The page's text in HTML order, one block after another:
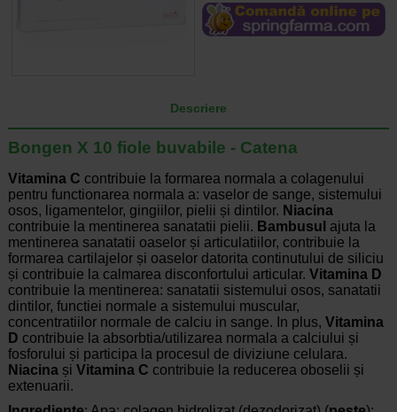
Descriere
Bongen X 10 fiole buvabile - Catena
Vitamina C contribuie la formarea normala a colagenului
pentru functionarea normala a: vaselor de sange, sistemului
osos, ligamentelor, gingiilor, pielii și dintilor. Niacina
contribuie la mentinerea sanatatii pielii. Bambusul ajuta la
mentinerea sanatatii oaselor și articulatiilor, contribuie la
formarea cartilajelor și oaselor datorita continutului de siliciu
și contribuie la calmarea disconfortului articular. Vitamina D
contribuie la mentinerea: sanatatii sistemului osos, sanatatii
dintilor, functiei normale a sistemului muscular,
concentratiilor normale de calciu in sange. In plus, Vitamina
D contribuie la absorbtia/utilizarea normala a calciului și
fosforului și participa la procesul de diviziune celulara.
Niacina și Vitamina C contribuie la reducerea oboselii și
extenuarii.